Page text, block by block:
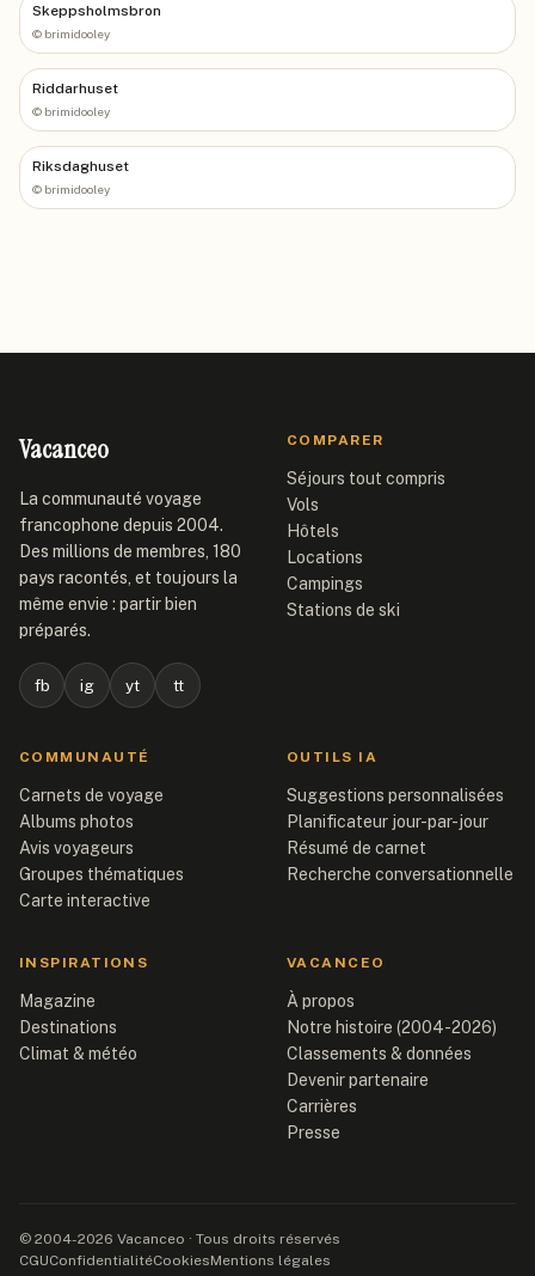
Skeppsholmsbron
© brimidooley
Riddarhuset
© brimidooley
Riksdaghuset
© brimidooley
Vacanceo
La communauté voyage
francophone depuis 2004.
Des millions de membres, 180
pays racontés, et toujours la
même envie : partir bien
préparés.
fb ig yt tt
COMPARER
Séjours tout compris
Vols
Hôtels
Locations
Campings
Stations de ski
COMMUNAUTÉ
Carnets de voyage
Albums photos
Avis voyageurs
Groupes thématiques
Carte interactive
OUTILS IA
Suggestions personnalisées
Planificateur jour-par-jour
Résumé de carnet
Recherche conversationnelle
INSPIRATIONS
Magazine
Destinations
Climat & météo
VACANCEO
À propos
Notre histoire (2004-2026)
Classements & données
Devenir partenaire
Carrières
Presse
© 2004-2026 Vacanceo · Tous droits réservés
CGUConfidentialitéCookiesMentions légales